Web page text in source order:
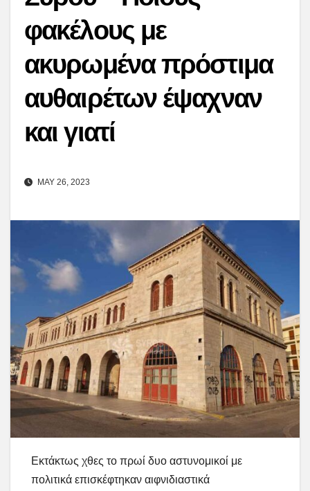
φακέλους με
ακυρωμένα πρόστιμα
αυθαιρέτων έψαχναν
και γιατί
MAY 26, 2023
Εκτάκτως χθες το πρωί δυο αστυνομικοί με
πολιτικά επισκέφτηκαν αιφνιδιαστικά